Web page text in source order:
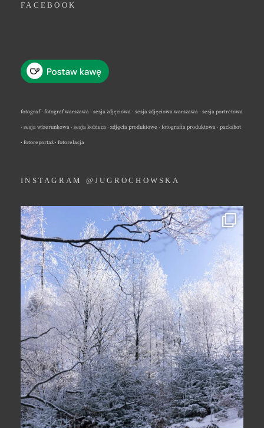
FACEBOOK
fotograf · fotograf warszawa · sesja zdjęciowa · sesja zdjęciowa warszawa · sesja portretowa
· sesja wizerunkowa · sesja kobieca · zdjęcia produktowe · fotografia produktowa · packshot
· fotoreportaż · fotorelacja
INSTAGRAM @JUGROCHOWSKA